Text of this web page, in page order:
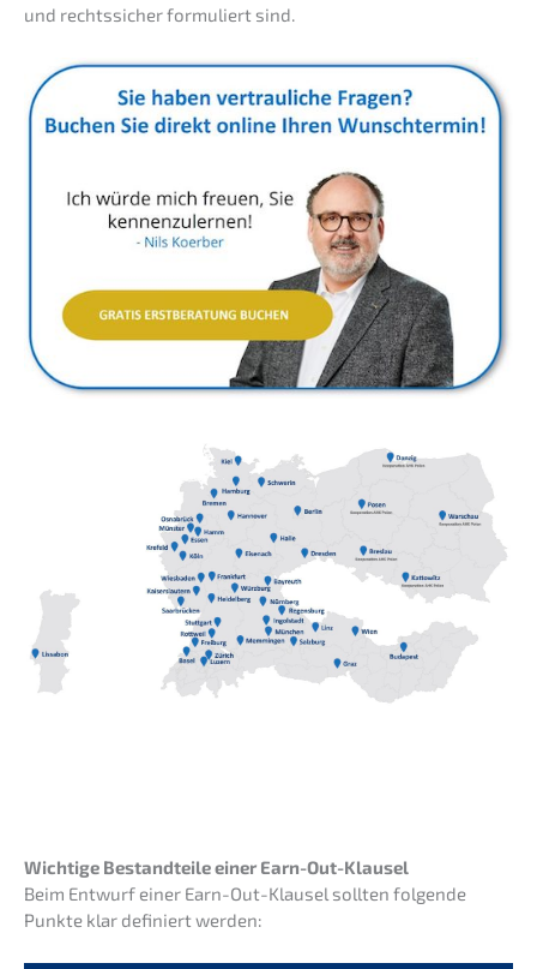
und rechts­si­cher formu­liert sind.
Wichti­ge Bestand­tei­le einer Earn-Out-Klausel
Beim Entwurf einer Earn-Out-Klausel sollten folgen­de
Punkte klar definiert werden: